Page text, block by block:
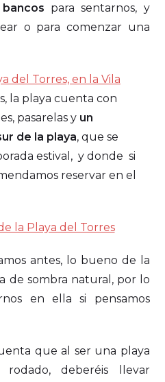
para sentarnos, y
o para comenzar una
la playa cuenta con
pasarelas y un
de la playa, que se
estival, y donde si
reservar en el
antes, lo bueno de la
de sombra natural, por lo
en ella si pensamos
que al ser una playa
deberéis llevar